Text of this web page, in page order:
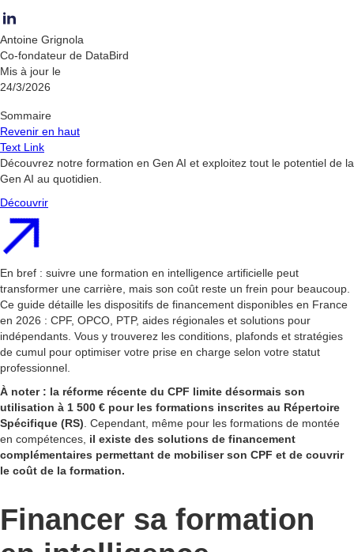
Antoine Grignola
Co-fondateur de DataBird
Mis à jour le
24/3/2026
Sommaire
Revenir en haut
Text Link
Découvrez notre formation en Gen AI et exploitez tout le potentiel de la
Gen AI au quotidien.
Découvrir
En bref : suivre une formation en intelligence artificielle peut
transformer une carrière, mais son coût reste un frein pour beaucoup.
Ce guide détaille les dispositifs de financement disponibles en France
en 2026 : CPF, OPCO, PTP, aides régionales et solutions pour
indépendants. Vous y trouverez les conditions, plafonds et stratégies
de cumul pour optimiser votre prise en charge selon votre statut
professionnel.
À noter : la réforme récente du CPF limite désormais son
utilisation à 1 500 € pour les formations inscrites au Répertoire
Spécifique (RS) . Cependant, même pour les formations de montée
en compétences, il existe des solutions de financement
complémentaires permettant de mobiliser son CPF et de couvrir
le coût de la formation.
Financer sa formation